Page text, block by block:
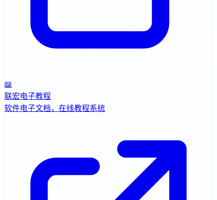
📖
联宏电子教程
软件电子文档，在线教程系统